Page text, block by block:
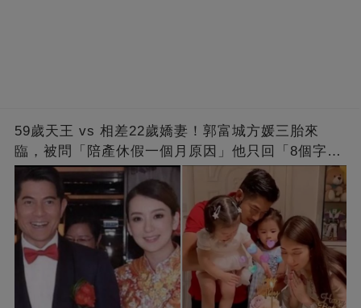
59歲天王 vs 相差22歲嬌妻！郭富城方媛三胎來
臨，被問「陪產休假一個月原因」他只回「8個字」
被贊爆